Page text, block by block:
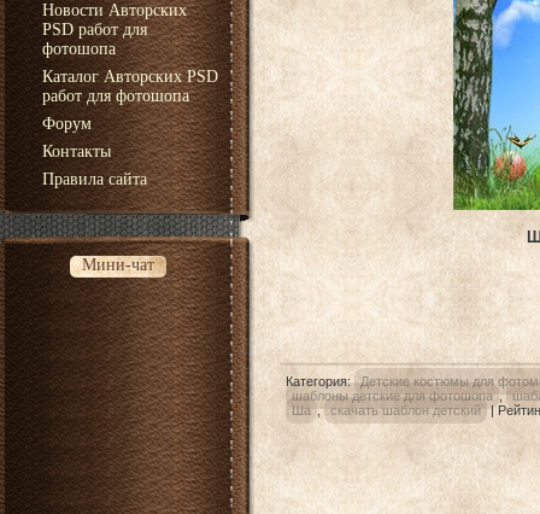
Новости Авторских
PSD работ для
фотошопа
Каталог Авторских PSD
работ для фотошопа
Форум
Контакты
Правила сайта
Мини-чат
Категория: Детские костюмы для
шаблоны детские для фотошопа ,
Ша , скачать шаблон детский |